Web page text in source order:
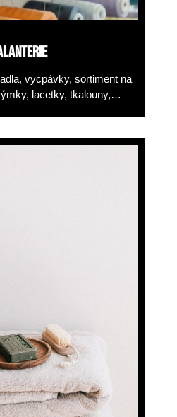
vycpávky, sortiment na
lacetky, tkalouny,…